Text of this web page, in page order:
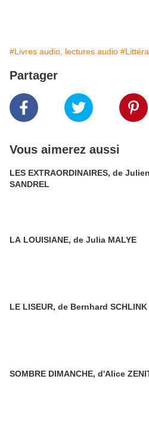
#Livres audio, lectures audio
Partager
Vous aimerez aussi
LES EXTRAORDINAIRES, de Julien
SANDREL
LA LOUISIANE, de Julia MALYE
LE LISEUR, de Bernhard SCHLINK
SOMBRE DIMANCHE, d'Alice